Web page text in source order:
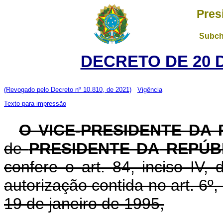
DECRETO DE 20
(Revogado pelo Decreto nº 10.810, de 2021)
Vigência
Texto para impressão
O VICE-PRESIDENTE DA
dePRESIDENTE DA
confere o art. 84, inciso IV,
autorização contida no art.
19 de janeiro de 1995,